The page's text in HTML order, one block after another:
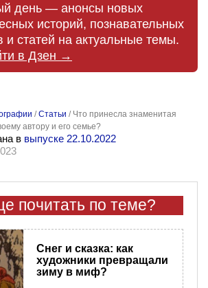
день — анонсы новых
историй, познавательных
и статей на актуальные темы.
в Дзен →
/Статьи / Что принесла знаменитая
автору и его семье?
в выпуске 22.10.2022
почитать по теме?
Снег и сказка: как
художники превращали
зиму в миф?